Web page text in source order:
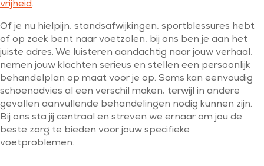
vrijheid.
Of je nu hielpijn, standsafwijkingen, sportblessures hebt
of op zoek bent naar voetzolen, bij ons ben je aan het
juiste adres. We luisteren aandachtig naar jouw verhaal,
nemen jouw klachten serieus en stellen een persoonlijk
behandelplan op maat voor je op. Soms kan eenvoudig
schoenadvies al een verschil maken, terwijl in andere
gevallen aanvullende behandelingen nodig kunnen zijn.
Bij ons sta jij centraal en streven we ernaar om jou de
beste zorg te bieden voor jouw specifieke
voetproblemen.